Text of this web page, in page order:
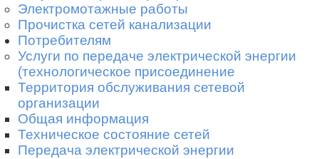
Электромотажные работы
Прочистка сетей канализации
Потребителям
Услуги по передаче электрической энергии
(технологическое присоединение
Территория обслуживания сетевой
организации
Общая информация
Техническое состояние сетей
Передача электрической энергии